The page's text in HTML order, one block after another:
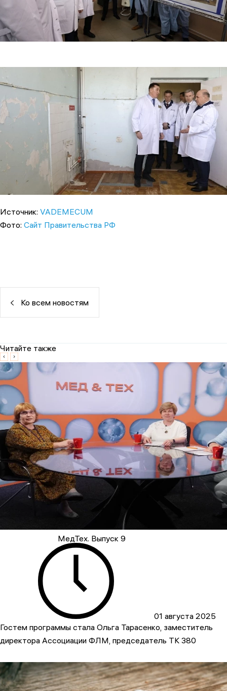
Источник: VADEMECUM
Фото: Сайт Правительства РФ
Ко всем новостям
Читайте также
МедТех. Выпуск 9
01 августа 2025
Гостем программы стала Ольга Тарасенко, заместитель
директора Ассоциации ФЛМ, председатель ТК 380